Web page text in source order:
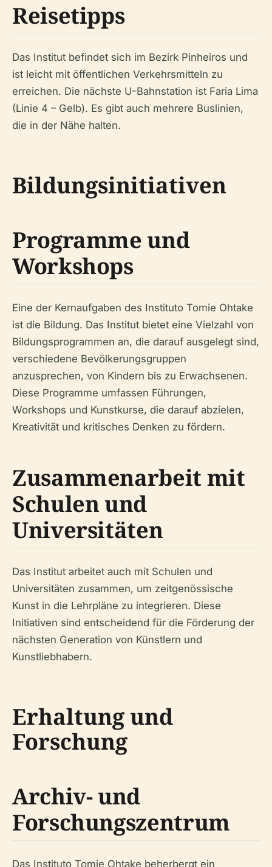
Reisetipps
Das Institut befindet sich im Bezirk Pinheiros und
ist leicht mit öffentlichen Verkehrsmitteln zu
erreichen. Die nächste U-Bahnstation ist Faria Lima
(Linie 4 – Gelb). Es gibt auch mehrere Buslinien,
die in der Nähe halten.
Bildungsinitiativen
Programme und
Workshops
Eine der Kernaufgaben des Instituto Tomie Ohtake
ist die Bildung. Das Institut bietet eine Vielzahl von
Bildungsprogrammen an, die darauf ausgelegt sind,
verschiedene Bevölkerungsgruppen
anzusprechen, von Kindern bis zu Erwachsenen.
Diese Programme umfassen Führungen,
Workshops und Kunstkurse, die darauf abzielen,
Kreativität und kritisches Denken zu fördern.
Zusammenarbeit mit
Schulen und
Universitäten
Das Institut arbeitet auch mit Schulen und
Universitäten zusammen, um zeitgenössische
Kunst in die Lehrpläne zu integrieren. Diese
Initiativen sind entscheidend für die Förderung der
nächsten Generation von Künstlern und
Kunstliebhabern.
Erhaltung und
Forschung
Archiv- und
Forschungszentrum
Das Instituto Tomie Ohtake beherbergt ein